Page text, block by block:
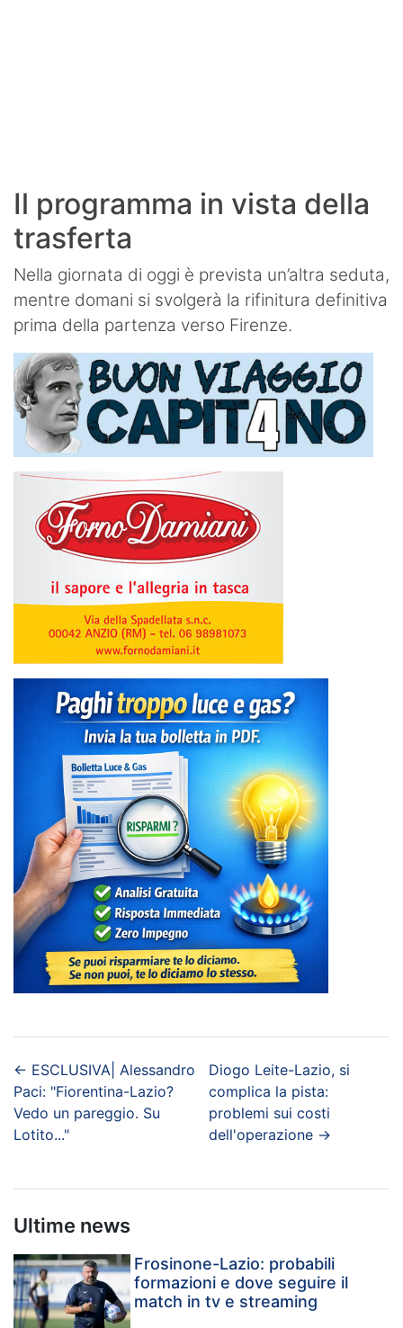
Il programma in vista della
trasferta
Nella giornata di oggi è prevista un’altra seduta,
mentre domani si svolgerà la rifinitura definitiva
prima della partenza verso Firenze.
← ESCLUSIVA| Alessandro
Paci: "Fiorentina-Lazio?
Vedo un pareggio. Su
Lotito..."
Diogo Leite-Lazio, si
complica la pista:
problemi sui costi
dell'operazione→
Ultime news
Frosinone-Lazio: probabili
formazioni e dove seguire il
match in tv e streaming